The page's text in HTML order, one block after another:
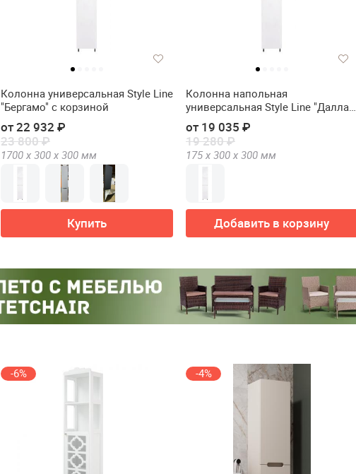
Колонна универсальная Style Line
"Бергамо" с корзиной
от 22 932 ₽
23 800 ₽
1700 х 300 х 300 мм
Купить
Колонна напольная
универсальная Style Line "Даллас"
с корзиной
от 19 035 ₽
19 280 ₽
175 х 300 х 300 мм
Добавить в корзину
-6% -4%